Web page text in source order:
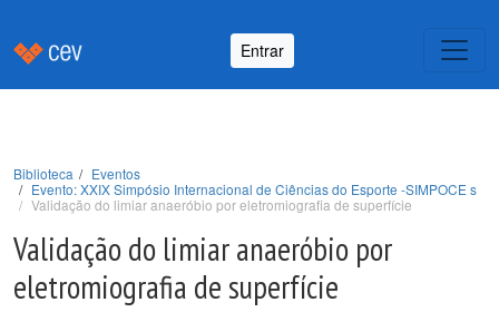
Entrar
Biblioteca
Eventos
Evento: XXIX Simpósio Internacional de Ciências do Esporte -SIMPOCE s
Validação do limiar anaeróbio por eletromiografia de superfície
Validação do limiar anaeróbio por
eletromiografia de superfície